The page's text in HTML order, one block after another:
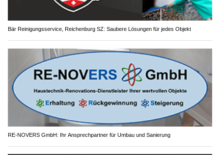
Bär Reinigungsservice, Reichenburg SZ: Saubere Lösungen für jedes Objekt
RE-NOVERS GmbH: Ihr Ansprechpartner für Umbau und Sanierung